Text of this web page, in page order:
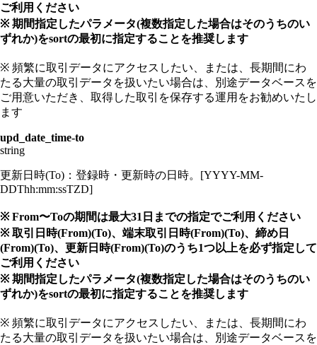
ご利用ください
※ 期間指定したパラメータ(複数指定した場合はそのうちのい
ずれか)をsortの最初に指定することを推奨します
※ 頻繁に取引データにアクセスしたい、または、長期間にわ
たる大量の取引データを扱いたい場合は、別途データベースを
ご用意いただき、取得した取引を保存する運用をお勧めいたし
ます
upd_date_time-to
string
更新日時(To)：登録時・更新時の日時。[YYYY-MM-
DDThh:mm:ssTZD]
※ From〜Toの期間は最大31日までの指定でご利用ください
※ 取引日時(From)(To)、端末取引日時(From)(To)、締め日
(From)(To)、更新日時(From)(To)のうち1つ以上を必ず指定して
ご利用ください
※ 期間指定したパラメータ(複数指定した場合はそのうちのい
ずれか)をsortの最初に指定することを推奨します
※ 頻繁に取引データにアクセスしたい、または、長期間にわ
たる大量の取引データを扱いたい場合は、別途データベースを